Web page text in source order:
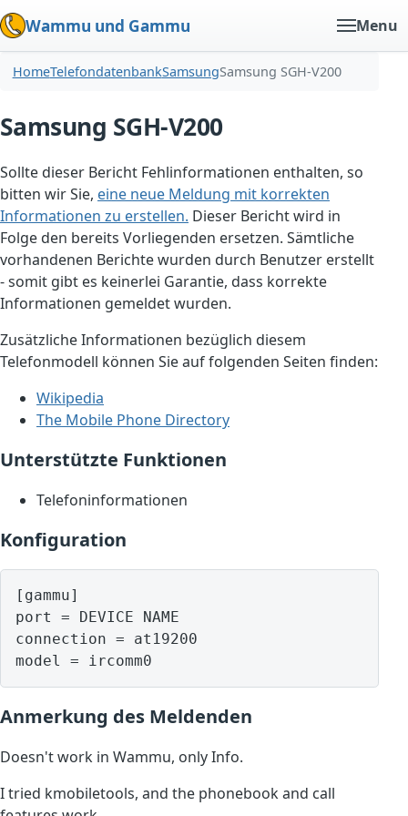
Wammu und Gammu Menu
HomeTelefondatenbankSamsungSamsung SGH-V200
Samsung SGH-V200
Sollte dieser Bericht Fehlinformationen enthalten, so
bitten wir Sie, eine neue Meldung mit korrekten
Informationen zu erstellen. Dieser Bericht wird in
Folge den bereits Vorliegenden ersetzen. Sämtliche
vorhandenen Berichte wurden durch Benutzer erstellt
- somit gibt es keinerlei Garantie, dass korrekte
Informationen gemeldet wurden.
Zusätzliche Informationen bezüglich diesem
Telefonmodell können Sie auf folgenden Seiten finden:
Wikipedia
The Mobile Phone Directory
Unterstützte Funktionen
Telefoninformationen
Konfiguration
[gammu]
port = DEVICE NAME
connection = at19200
model = ircomm0
Anmerkung des Meldenden
Doesn't work in Wammu, only Info.
I tried kmobiletools, and the phonebook and call